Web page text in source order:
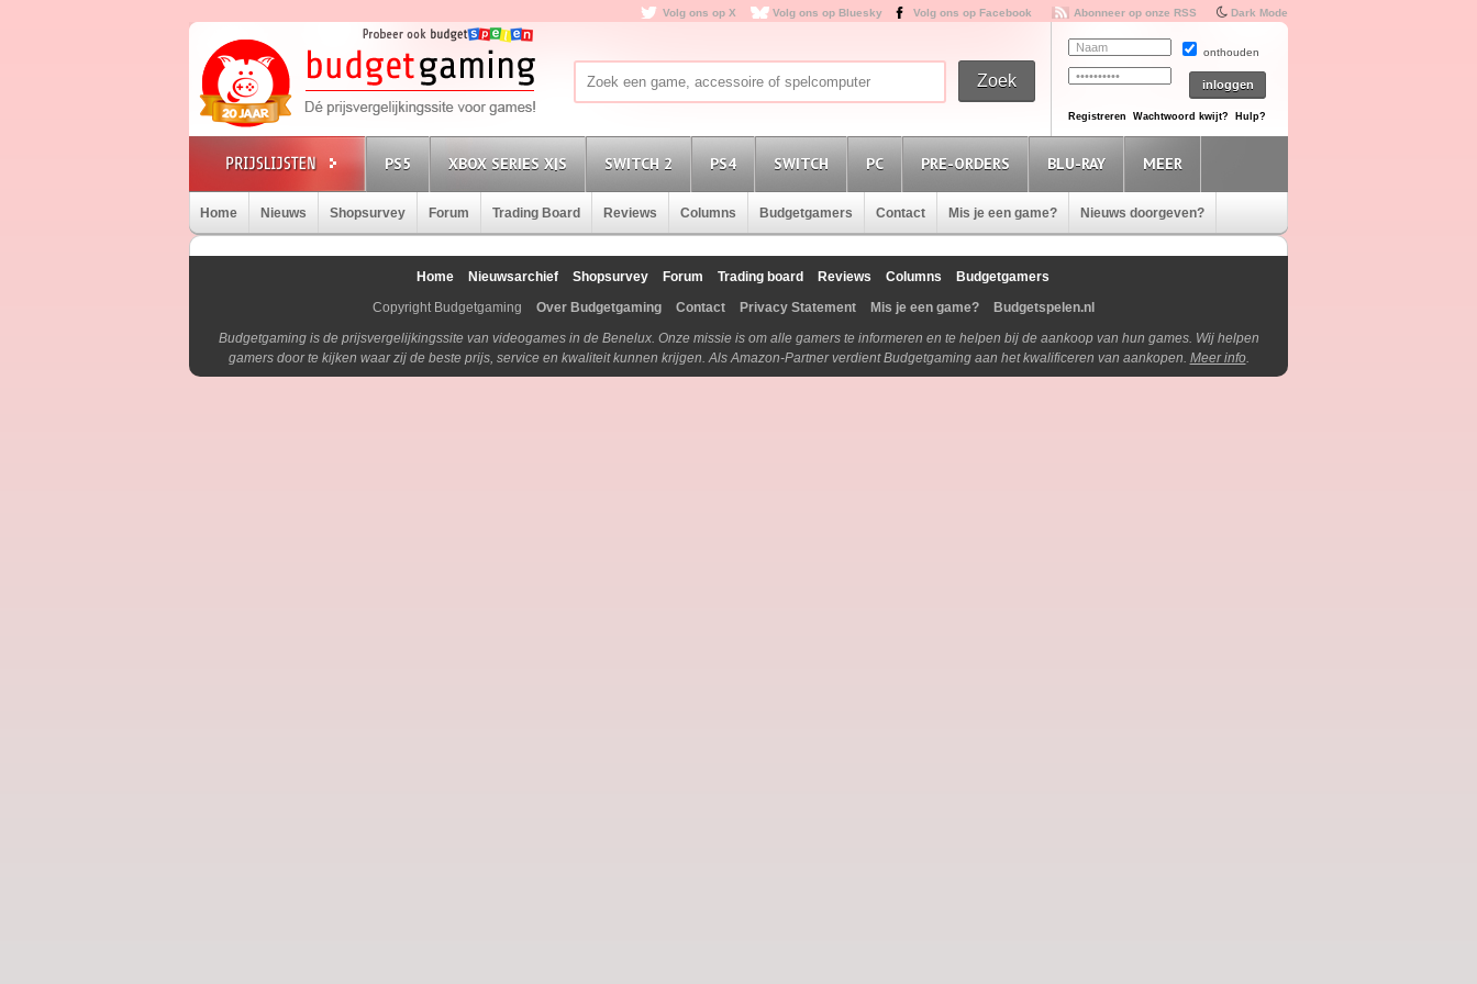
Volg ons op X Volg ons op Bluesky Volg ons op Facebook Abonneer op onze RSS Dark Mode
onthouden
Registreren Wachtwoord kwijt? Hulp?
PS5 XBOX SERIES X|S SWITCH 2 PS4 SWITCH PC PRE-ORDERS BLU-RAY MEER
Home Nieuws Shopsurvey Forum Trading Board Reviews Columns Budgetgamers Contact Mis je een game? Nieuws doorgeven?
Home Nieuwsarchief Shopsurvey Forum Trading board Reviews Columns
Budgetgamers
Copyright Budgetgaming
Over Budgetgaming Contact Privacy Statement Mis je een game?
Budgetspelen.nl
Budgetgaming is de prijsvergelijkingssite van videogames in de Benelux. Onze missie is om alle gamers te informeren en te helpen bij de aankoop van hun games. Wij helpen
gamers door te kijken waar zij de beste prijs, service en kwaliteit kunnen krijgen. Als Amazon-Partner verdient Budgetgaming aan het kwalificeren van aankopen. Meer info.